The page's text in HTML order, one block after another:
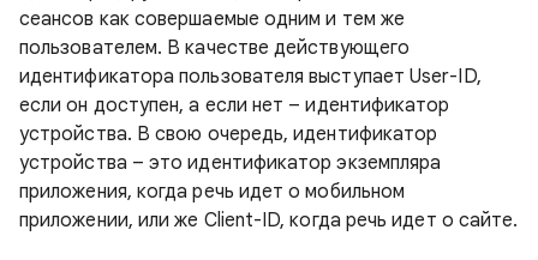
сеансов как совершаемые одним и тем же
пользователем. В качестве действующего
идентификатора пользователя выступает User-ID,
если он доступен, а если нет – идентификатор
устройства. В свою очередь, идентификатор
устройства – это идентификатор экземпляра
приложения, когда речь идет о мобильном
приложении, или же Client-ID, когда речь идет о сайте.